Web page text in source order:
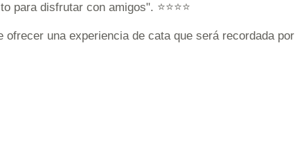
disfrutar con amigos". ⭐⭐⭐⭐
una experiencia de cata que será recordada por